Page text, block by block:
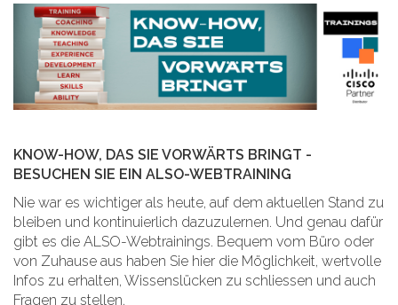
KNOW-HOW, DAS SIE VORWÄRTS BRINGT -
BESUCHEN SIE EIN ALSO-WEBTRAINING
Nie war es wichtiger als heute, auf dem aktuellen Stand zu
bleiben und kontinuierlich dazuzulernen. Und genau dafür
gibt es die ALSO-Webtrainings. Bequem vom Büro oder
von Zuhause aus haben Sie hier die Möglichkeit, wertvolle
Infos zu erhalten, Wissenslücken zu schliessen und auch
Fragen zu stellen.